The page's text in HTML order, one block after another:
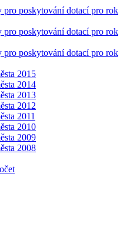
pro poskytování dotací pro rok
pro poskytování dotací pro rok
pro poskytování dotací pro rok
2015
2014
2013
2012
2011
2010
2009
2008